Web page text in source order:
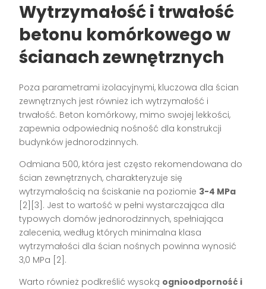
Wytrzymałość i trwałość
betonu komórkowego w
ścianach zewnętrznych
Poza parametrami izolacyjnymi, kluczowa dla ścian
zewnętrznych jest również ich wytrzymałość i
trwałość. Beton komórkowy, mimo swojej lekkości,
zapewnia odpowiednią nośność dla konstrukcji
budynków jednorodzinnych.
Odmiana 500, która jest często rekomendowana do
ścian zewnętrznych, charakteryzuje się
wytrzymałością na ściskanie na poziomie 3-4 MPa
[2][3]. Jest to wartość w pełni wystarczająca dla
typowych domów jednorodzinnych, spełniająca
zalecenia, według których minimalna klasa
wytrzymałości dla ścian nośnych powinna wynosić
3,0 MPa [2].
Warto również podkreślić wysoką ognioodporność i